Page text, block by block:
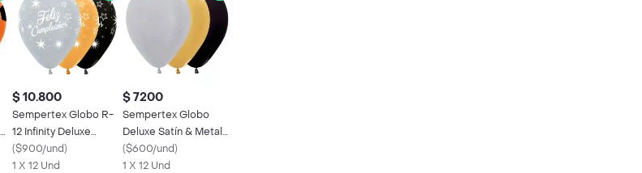
$ 10.800
Sempertex Globo R-
12 Infinity Deluxe
Surtido
($900/und)
1 X 12 Und
$ 7200
Sempertex Globo
Deluxe Satín & Metal
R-12
($600/und)
1 X 12 Und